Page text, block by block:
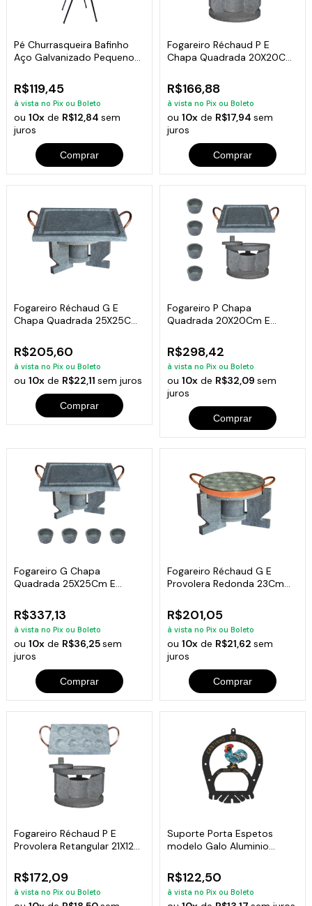
Pé Churrasqueira Bafinho
Aço Galvanizado Pequeno
R$119,45
à vista no Pix ou Boleto
ou10x de R$12,84sem
juros
Comprar
Fogareiro Réchaud P E
Chapa Quadrada 20X20Cm
R$166,88
à vista no Pix ou Boleto
ou 10xde R$17,94 sem
juros
Comprar
Fogareiro Réchaud G E
Chapa Quadrada 25X25Cm
R$205,60
à vista no Pix ou Boleto
ou10x de R$22,11sem juros
Comprar
Fogareiro P Chapa
Quadrada 20X20Cm E
R$298,42
à vista no Pix ou Boleto
ou 10xde R$32,09 sem
juros
Comprar
Fogareiro G Chapa
Quadrada 25X25Cm E
R$337,13
à vista no Pix ou Boleto
ou10x de R$36,25sem
juros
Comprar
Fogareiro Réchaud G E
Provolera Redonda 23Cm
R$201,05
à vista no Pix ou Boleto
ou 10xde R$21,62 sem
juros
Comprar
Fogareiro Réchaud P E
Provolera Retangular 21X12
R$172,09
à vista no Pix ou Boleto
Suporte Porta Espetos
modelo Galo Aluminio
R$122,50
à vista no Pix ou Boleto